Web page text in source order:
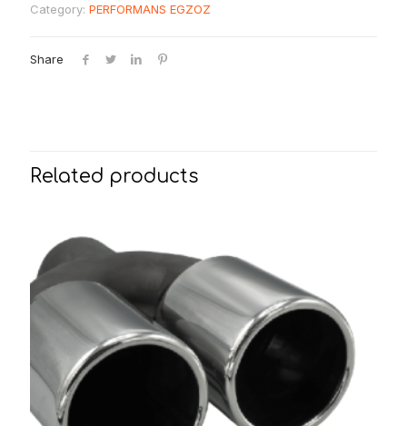
Category: PERFORMANS EGZOZ
Share
Related products